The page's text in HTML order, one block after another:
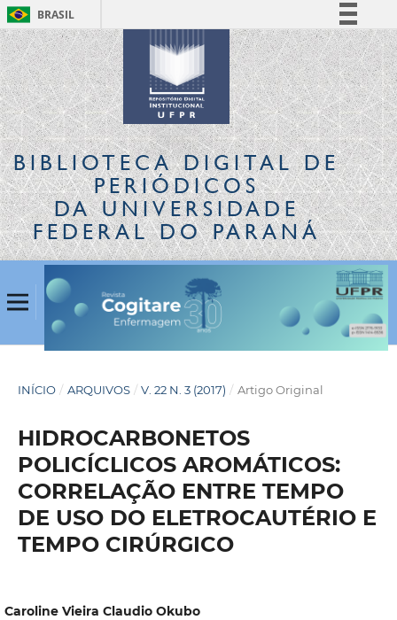
BRASIL
Simplifique!
Comunica BR
Participe
Acesso à informação
Legislação
Canais
BIBLIOTECA DIGITALDE
PERIÓDICOS
DA UNIVERSIDADE
FEDERAL DO PARANÁ
INÍCIO / ARQUIVOS / V. 22 N. 3 (2017) / Artigo Original
HIDROCARBONETOS
POLICÍCLICOS AROMÁTICOS:
CORRELAÇÃO ENTRE TEMPO
DE USO DO ELETROCAUTÉRIO E
TEMPO CIRÚRGICO
Caroline Vieira Claudio Okubo